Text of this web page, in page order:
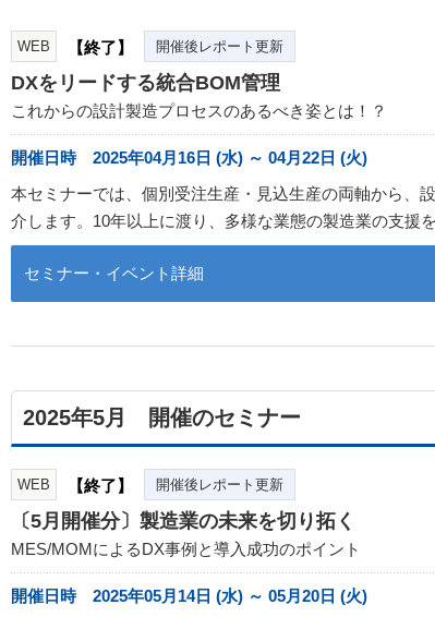
WEB 【終了】 開催後レポート更新
DXをリードする統合BOM管理
これからの設計製造プロセスのあるべき姿とは！？
開催日時 2025年04月16日 (水) ～ 04月22日 (火)
本セミナーでは、個別受注生産・見込生産の両軸から、
介します。10年以上に渡り、多様な業態の製造業の支援
セミナー・イベント詳細
2025年5月 開催のセミナー
WEB 【終了】 開催後レポート更新
〔5月開催分〕製造業の未来を切り拓く
MES/MOMによるDX事例と導入成功のポイント
開催日時 2025年05月14日 (水) ～ 05月20日 (火)